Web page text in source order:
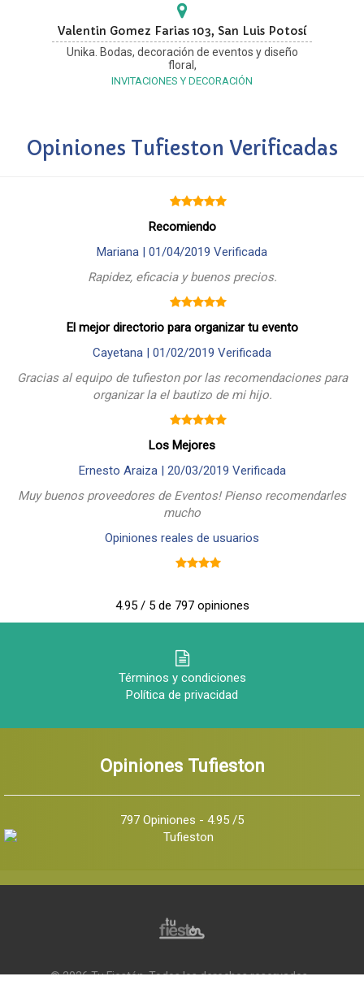
Valentin Gomez Farias 103, San Luis Potosí
Unika. Bodas, decoración de eventos y diseño
floral,
INVITACIONES Y DECORACIÓN
Opiniones Tufieston Verificadas
Recomiendo
Mariana | 01/04/2019 Verificada
Rapidez, eficacia y buenos precios.
El mejor directorio para organizar tu evento
Cayetana | 01/02/2019 Verificada
Gracias al equipo de tufieston por las recomendaciones para
organizar la el bautizo de mi hijo.
Los Mejores
Ernesto Araiza | 20/03/2019 Verificada
Muy buenos proveedores de Eventos! Pienso recomendarles
mucho
Opiniones reales de usuarios
4.95 / 5 de 797 opiniones
Términos y condiciones
Política de privacidad
Opiniones Tufieston
797 Opiniones - 4.95 /5
© 2026 Tu Fiestón, Todos los derechos reservados -